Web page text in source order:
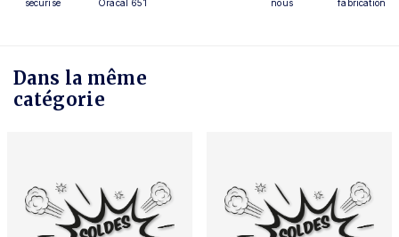
sécurisé
Oracal 651
nous
fabrication
Dans la même
catégorie